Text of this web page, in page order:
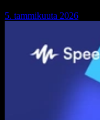
5. tammikuuta 2026